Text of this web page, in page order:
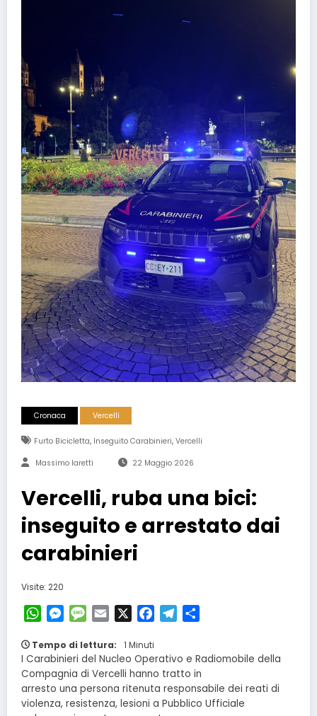
Cronaca Vercelli
Furto Bicicletta, Inseguito Carabinieri, Vercelli
Massimo Iaretti 22 Maggio 2026
Vercelli, ruba una bici:
inseguito e arrestato dai
carabinieri
Visite: 220
WhatsApp
Messenger
Message
Email FacebookTelegram
Tempo di lettura: 1 Minuti
I Carabinieri del Nucleo Operativo e Radiomobile della
Compagnia di Vercelli hanno tratto in
arresto una persona ritenuta responsabile dei reati di
violenza, resistenza, lesioni a Pubblico Ufficiale